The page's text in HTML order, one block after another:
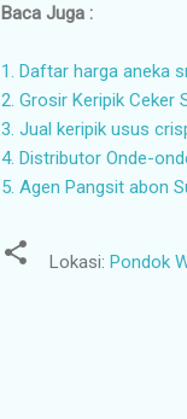
Baca Juga :
1. Daftar harga aneka
2. Grosir Keripik Ceker
3. Jual keripik usus
4. Distributor Onde-
5. Agen Pangsit abon
Lokasi: Pondok